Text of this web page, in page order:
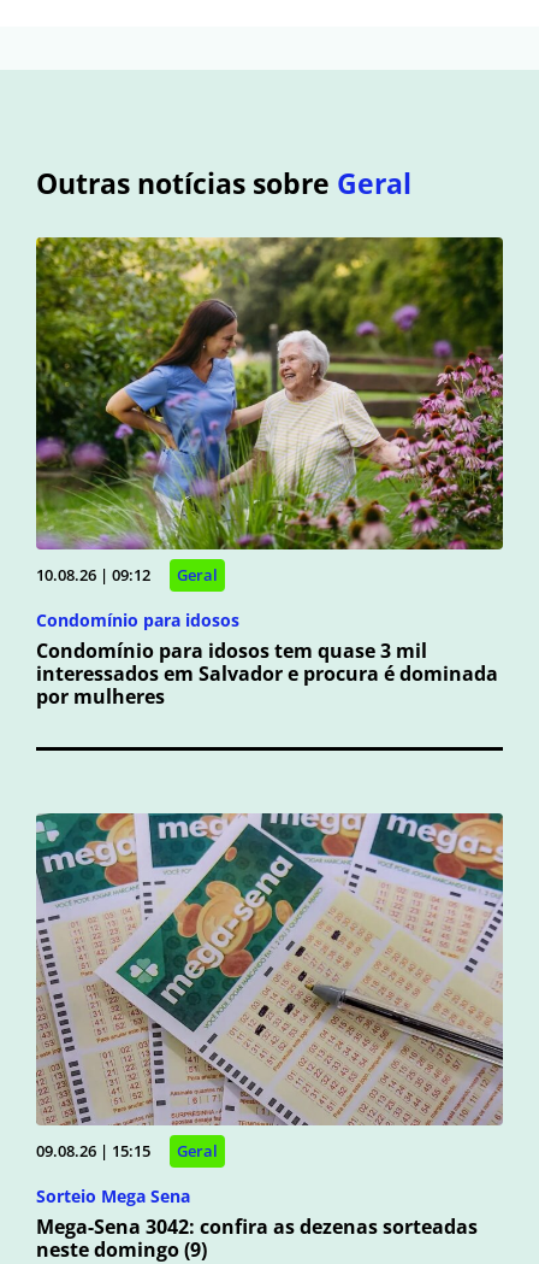
Outras notícias sobre Geral
10.08.26 | 09:12 Geral
Condomínio para idosos
Condomínio para idosos tem quase 3 mil
interessados em Salvador e procura é dominada
por mulheres
09.08.26 | 15:15 Geral
Sorteio Mega Sena
Mega-Sena 3042: confira as dezenas sorteadas
neste domingo (9)